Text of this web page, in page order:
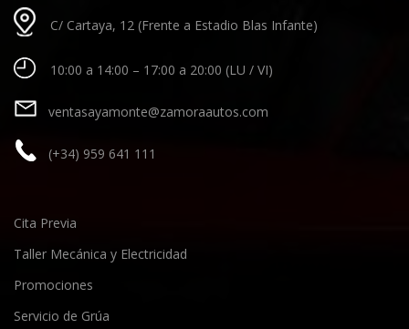
C/ Cartaya, 12 (Frente a Estadio Blas Infante)
10:00 a 14:00 – 17:00 a 20:00 (LU / VI)
ventasayamonte@zamoraautos.com
(+34) 959 641 111
Cita Previa
Taller Mecánica y Electricidad
Promociones
Servicio de Grúa